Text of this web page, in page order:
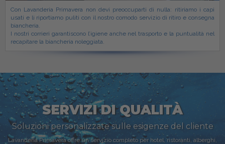
Con Lavanderia Primavera non devi preoccuparti di nulla: ritiriamo i capi
usati e li riportiamo puliti con il nostro comodo servizio di ritiro e consegna
biancheria.
I nostri corrieri garantiscono l’igiene anche nel trasporto e la puntualità nel
recapitare la biancheria noleggiata.
SERVIZI DI QUALITÀ
Soluzioni personalizzate sulle esigenze del cliente
Lavanderia Primavera offre un servizio completo per hotel, ristoranti, alberghi,